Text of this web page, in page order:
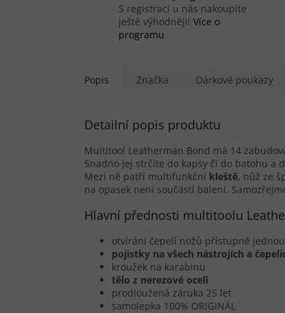
S registrací u nás nakoupíte
ještě výhodněji! Více o
programu
Popis Značka Dárkové poukazy
Detailní popis produktu
Multitool Leatherman Bond má 14
Snadno jej strčíte do kapsy či do batohu a
Mezi ně patří multifunkční kleště, nůž ze
na opasek není součástí balení.
Hlavní přednosti multitoolu
otvírání čepelí nožů přístupné
pojistky na všech nástrojích a
kroužek na karabinu
tělo z nerezové oceli
prodloužená záruka 25 let
samolepka 100% ORIGINÁL